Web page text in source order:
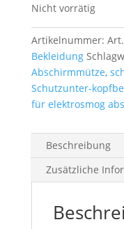
Nicht vorrätig
Artikelnummer:
Bekleidung
Abschirmmütze,
Schutzunter-
für elektrosmog
Beschreibung
Zusätzliche